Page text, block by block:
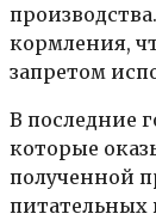
кормления,
запретом
В последние
которые
полученной
питательных